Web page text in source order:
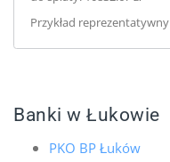
Przykład reprezentatywny
Banki w Łukowie
PKO BP Łuków